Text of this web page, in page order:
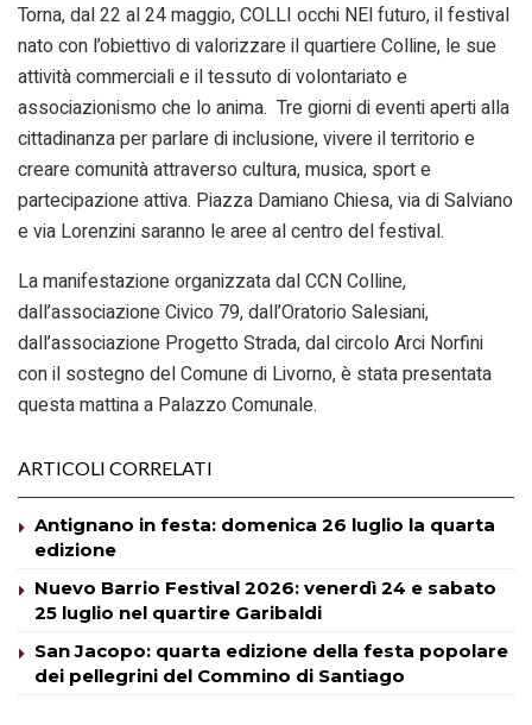
Torna, dal 22 al 24 maggio, COLLI occhi NEl futuro, il festival
nato con l’obiettivo di valorizzare il quartiere Colline, le sue
attività commerciali e il tessuto di volontariato e
associazionismo che lo anima. Tre giorni di eventi aperti alla
cittadinanza per parlare di inclusione, vivere il territorio e
creare comunità attraverso cultura, musica, sport e
partecipazione attiva. Piazza Damiano Chiesa, via di Salviano
e via Lorenzini saranno le aree al centro del festival.
La manifestazione organizzata dal CCN Colline,
dall’associazione Civico 79, dall’Oratorio Salesiani,
dall’associazione Progetto Strada, dal circolo Arci Norfini
con il sostegno del Comune di Livorno, è stata presentata
questa mattina a Palazzo Comunale.
ARTICOLI CORRELATI
Antignano in festa: domenica 26 luglio la quarta
edizione
Nuevo Barrio Festival 2026: venerdì 24 e sabato
25 luglio nel quartire Garibaldi
San Jacopo: quarta edizione della festa popolare
dei pellegrini del Commino di Santiago